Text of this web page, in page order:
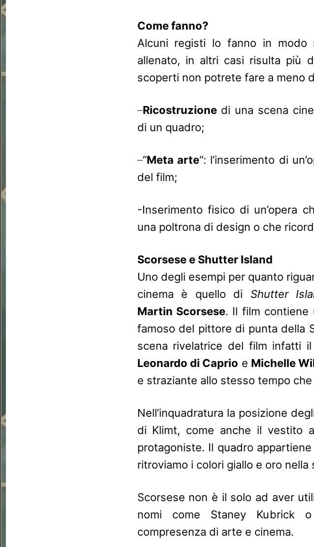
Come fanno?
Alcuni registi lo fanno in modo
allenato, in altri casi risulta più
scoperti non potrete fare a meno
–Ricostruzionedi una scena
di un quadro;
–“Meta arte“: l’inserimento di
del film;
-Inserimento fisico di un’opera
una poltrona di design o che
Scorsese e Shutter Island
Uno degli esempi per quanto
cinema è quello di Shutter
Martin Scorsese. Il film contiene
famoso del pittore di punta della
scena rivelatrice del film infatti
Leonardo di Caprio e Michelle
e straziante allo stesso tempo
Nell’inquadratura la posizione
di Klimt, come anche il vestito
protagoniste. Il quadro
ritroviamo i colori giallo e oro nella
Scorsese non è il solo ad aver
nomi come Staney Kubrick
compresenza di arte e cinema.